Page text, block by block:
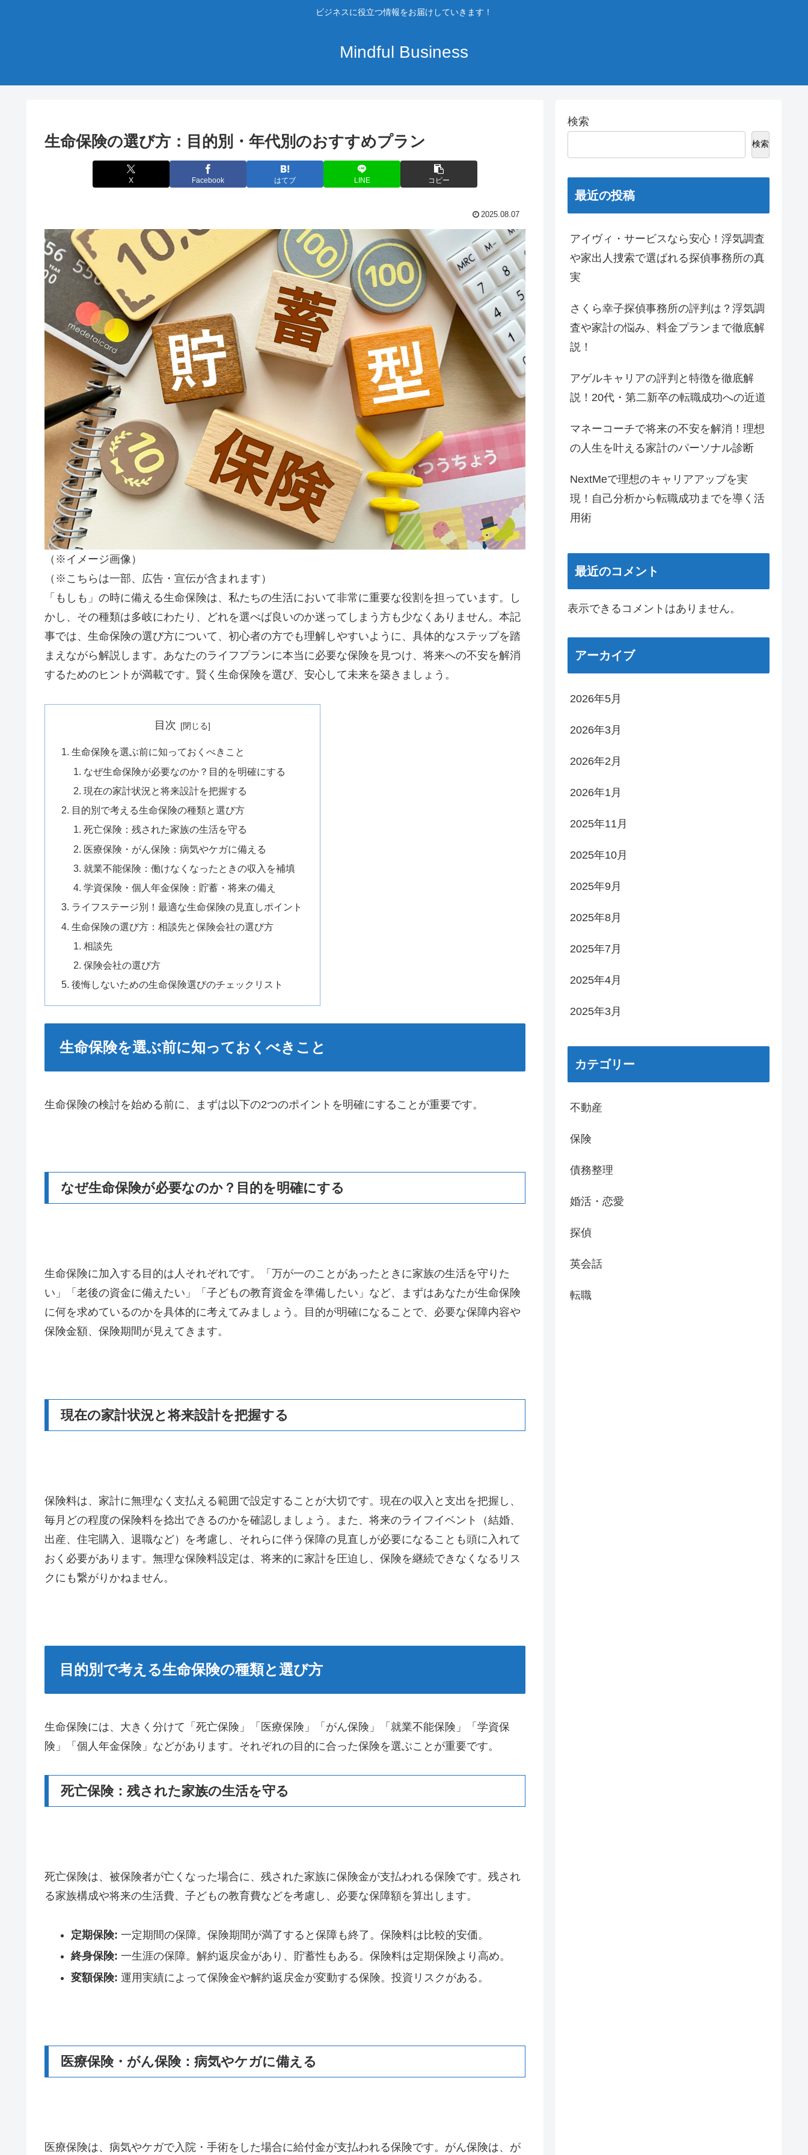
ビジネスに役立つ情報をお届けしていきます！
Mindful Business
生命保険の選び方：目的別・年代別のおすすめプラン
X Facebook はてブ LINE コピー
2025.08.07
（※イメージ画像）
（※こちらは一部、広告・宣伝が含まれます）
「もしも」の時に備える生命保険は、私たちの生活において非常に重要な役割を担っています。し
かし、その種類は多岐にわたり、どれを選べば良いのか迷ってしまう方も少なくありません。本記
事では、生命保険の選び方について、初心者の方でも理解しやすいように、具体的なステップを踏
まえながら解説します。あなたのライフプランに本当に必要な保険を見つけ、将来への不安を解消
するためのヒントが満載です。賢く生命保険を選び、安心して未来を築きましょう。
目次
生命保険を選ぶ前に知っておくべきこと
なぜ生命保険が必要なのか？目的を明確にする
現在の家計状況と将来設計を把握する
目的別で考える生命保険の種類と選び方
死亡保険：残された家族の生活を守る
医療保険・がん保険：病気やケガに備える
就業不能保険：働けなくなったときの収入を補填
学資保険・個人年金保険：貯蓄・将来の備え
ライフステージ別！最適な生命保険の見直しポイント
生命保険の選び方：相談先と保険会社の選び方
相談先
保険会社の選び方
後悔しないための生命保険選びのチェックリスト
生命保険を選ぶ前に知っておくべきこと
生命保険の検討を始める前に、まずは以下の2つのポイントを明確にすることが重要です。
なぜ生命保険が必要なのか？目的を明確にする
生命保険に加入する目的は人それぞれです。「万が一のことがあったときに家族の生活を守りた
い」「老後の資金に備えたい」「子どもの教育資金を準備したい」など、まずはあなたが生命保険
に何を求めているのかを具体的に考えてみましょう。目的が明確になることで、必要な保障内容や
保険金額、保険期間が見えてきます。
現在の家計状況と将来設計を把握する
保険料は、家計に無理なく支払える範囲で設定することが大切です。現在の収入と支出を把握し、
毎月どの程度の保険料を捻出できるのかを確認しましょう。また、将来のライフイベント（結婚、
出産、住宅購入、退職など）を考慮し、それらに伴う保障の見直しが必要になることも頭に入れて
おく必要があります。無理な保険料設定は、将来的に家計を圧迫し、保険を継続できなくなるリス
クにも繋がりかねません。
目的別で考える生命保険の種類と選び方
生命保険には、大きく分けて「死亡保険」「医療保険」「がん保険」「就業不能保険」「学資保
険」「個人年金保険」などがあります。それぞれの目的に合った保険を選ぶことが重要です。
死亡保険：残された家族の生活を守る
死亡保険は、被保険者が亡くなった場合に、残された家族に保険金が支払われる保険です。残され
る家族構成や将来の生活費、子どもの教育費などを考慮し、必要な保障額を算出します。
定期保険: 一定期間の保障。保険期間が満了すると保障も終了。保険料は比較的安価。
終身保険: 一生涯の保障。解約返戻金があり、貯蓄性もある。保険料は定期保険より高め。
変額保険: 運用実績によって保険金や解約返戻金が変動する保険。投資リスクがある。
医療保険・がん保険：病気やケガに備える
医療保険は、病気やケガで入院・手術をした場合に給付金が支払われる保険です。がん保険は、が
検索
検索
最近の投稿
アイヴィ・サービスなら安心！浮気調査
や家出人捜索で選ばれる探偵事務所の真
実
さくら幸子探偵事務所の評判は？浮気調
査や家計の悩み、料金プランまで徹底解
説！
アゲルキャリアの評判と特徴を徹底解
説！20代・第二新卒の転職成功への近道
マネーコーチで将来の不安を解消！理想
の人生を叶える家計のパーソナル診断
NextMeで理想のキャリアアップを実
現！自己分析から転職成功までを導く活
用術
最近のコメント
表示できるコメントはありません。
アーカイブ
2026年5月
2026年3月
2026年2月
2026年1月
2025年11月
2025年10月
2025年9月
2025年8月
2025年7月
2025年4月
2025年3月
カテゴリー
不動産
保険
債務整理
婚活・恋愛
探偵
英会話
転職